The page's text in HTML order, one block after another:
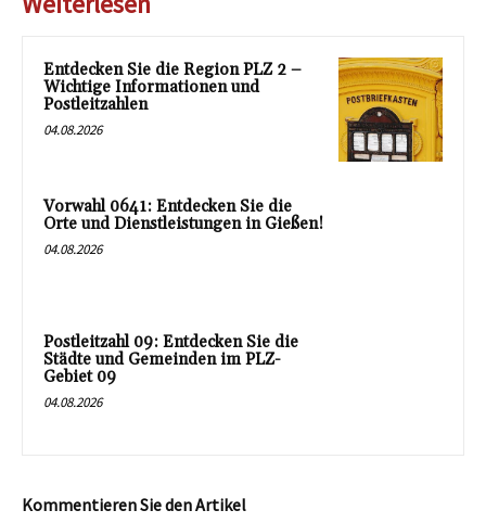
Entdecken Sie die Region PLZ 2 –
Wichtige Informationen und
Postleitzahlen
04.08.2026
Vorwahl 0641: Entdecken Sie die
Orte und Dienstleistungen in Gießen!
04.08.2026
Postleitzahl 09: Entdecken Sie die
Städte und Gemeinden im PLZ-
Gebiet 09
04.08.2026
Kommentieren Sie den Artikel